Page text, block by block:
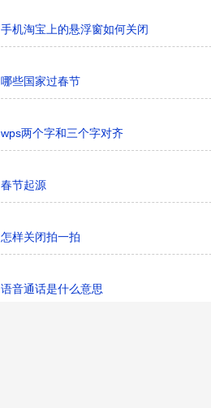
手机淘宝上的悬浮窗如何关闭
哪些国家过春节
wps两个字和三个字对齐
春节起源
怎样关闭拍一拍
语音通话是什么意思